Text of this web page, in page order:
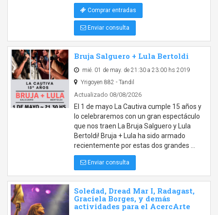
Comprar entradas
Enviar consulta
Bruja Salguero + Lula Bertoldi
mié. 01 de may. de 21:30 a 23:00 hs 2019
Yrigoyen 882 - Tandil
Actualizado 08/08/2026
El 1 de mayo La Cautiva cumple 15 años y
lo celebraremos con un gran espectáculo
que nos traen La Bruja Salguero y Lula
Bertoldi! Bruja + Lula ha sido armado
recientemente por estas dos grandes …
Enviar consulta
Soledad, Dread Mar I, Radagast,
Graciela Borges, y demás
actividades para el AcercArte